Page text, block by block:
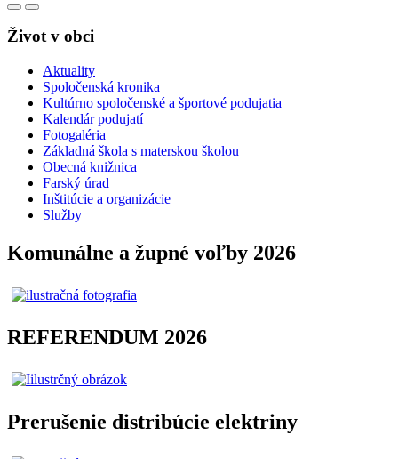
Život v obci
Aktuality
Spoločenská kronika
Kultúrno spoločenské a športové podujatia
Kalendár podujatí
Fotogaléria
Základná škola s materskou školou
Obecná knižnica
Farský úrad
Inštitúcie a organizácie
Služby
Komunálne a župné voľby 2026
REFERENDUM 2026
Prerušenie distribúcie elektriny